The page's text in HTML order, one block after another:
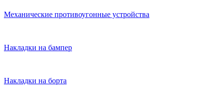
Механические противоугонные устройства
Накладки на бампер
Накладки на борта